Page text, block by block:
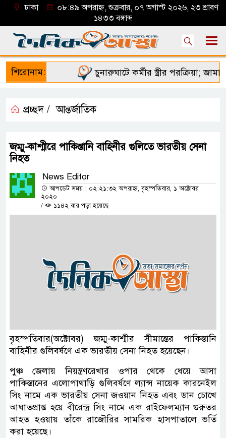
ঢাকা
০৮:৪৯ অপরাহ্ন, শুক্রবার, ০৭ অগাস্ট ২০২৬, ২৩ শ্রাবণ
১৪৩৩ বঙ্গাব্দ
শিরোনাম: চুনারুঘাটে কর্মীর স্ত্রীর পরক্রিয়া;
প্রচ্ছদ / আন্তর্জাতিক
জম্মু-কাশ্মীরে পাকিস্তানি বাহিনীর গুলিতে ভারতীয় সেনা
নিহত
News Editor
আপডেট সময় : ০২:২১:৩২ অপরাহ্ন, বৃহস্পতিবার, ১ অক্টোবর
২০২০
/
১১৪২ বার পড়া হয়েছে
বৃহস্পতিবার(অক্টোবর) জম্মু-কাশ্মীর সীমান্তের পাকিস্তানি
বাহিনীর গুলিবর্ষণে এক ভারতীয় সেনা নিহত হয়েছেন।
পুঞ্চ জেলায় নিয়ন্ত্রণরেখার ওপার থেকে ধেয়ে আসা
পাকিস্তানের এলোপাথাড়ি গুলিবর্ষণে ল্যান্স নায়েক কারনেইল
সিং নামে এক ভারতীয় সেনা জওয়ান নিহত এবং ডান চোখে
আঘাতপ্রাপ্ত হয়ে বীরেন্দ্র সিং নামে এক রাইফেলম্যান গুরুতর
আহত হওয়ায় তাঁকে রাজৌরির সামরিক হাসপাতালে ভর্তি
করা হয়েছে।